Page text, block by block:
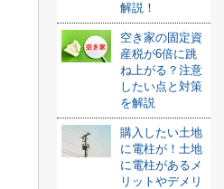
解説！
空き家の固定資
産税が6倍に跳
ね上がる？注意
したい点と対策
を解説
購入したい土地
に電柱が！土地
に電柱があるメ
リットやデメリ